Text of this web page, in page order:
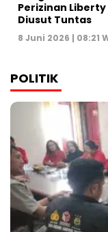
Perizinan Liberty
Diusut Tuntas
8 Juni 2026 | 08:21
POLITIK